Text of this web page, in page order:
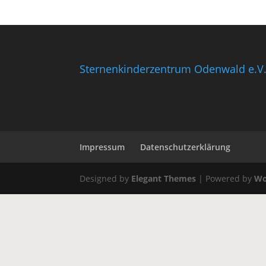
Sternenkinderzentrum Odenwald e.V.
Impressum Datenschutzerklärung
Designed by Elegant Themes | Powered by